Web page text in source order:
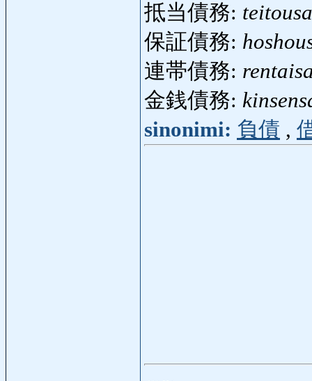
抵当債務:
保証債務:
連帯債務:
金銭債務:
sinonimi: 負債 ,